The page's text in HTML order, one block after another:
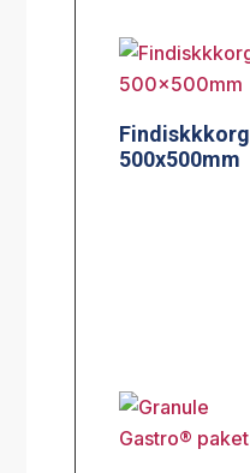
Findiskkkorg
500x500mm